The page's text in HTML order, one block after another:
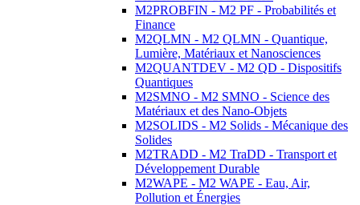
M2PROBFIN - M2 PF - Probabilités et
Finance
M2QLMN - M2 QLMN - Quantique,
Lumière, Matériaux et Nanosciences
M2QUANTDEV - M2 QD - Dispositifs
Quantiques
M2SMNO - M2 SMNO - Science des
Matériaux et des Nano-Objets
M2SOLIDS - M2 Solids - Mécanique des
Solides
M2TRADD - M2 TraDD - Transport et
Développement Durable
M2WAPE - M2 WAPE - Eau, Air,
Pollution et Énergies